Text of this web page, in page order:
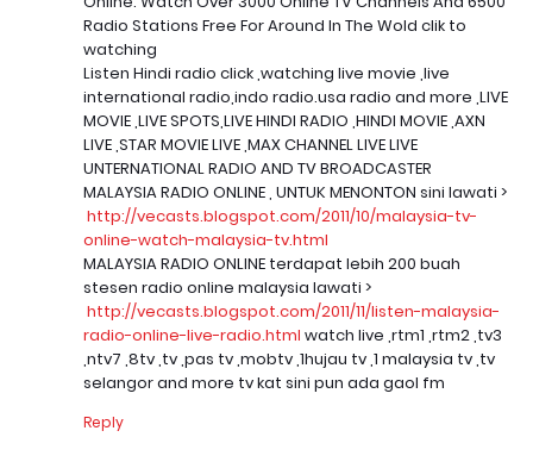
Radio Stations Free For Around In The Wold clik to
watching
Listen Hindi radio click ,watching live movie ,live
international radio,indo radio.usa radio and more ,LIVE
MOVIE ,LIVE SPOTS,LIVE HINDI RADIO ,HINDI MOVIE ,AXN
LIVE ,STAR MOVIE LIVE ,MAX CHANNEL LIVE LIVE
UNTERNATIONAL RADIO AND TV BROADCASTER
MALAYSIA RADIO ONLINE , UNTUK MENONTON sini lawati >
http://vecasts.blogspot.com/2011/10/malaysia-tv-
online-watch-malaysia-tv.html
MALAYSIA RADIO ONLINE terdapat lebih 200 buah
stesen radio online malaysia lawati >
http://vecasts.blogspot.com/2011/11/listen-malaysia-
radio-online-live-radio.html watch live ,rtm1 ,rtm2 ,tv3
,ntv7 ,8tv ,tv ,pas tv ,mobtv ,1hujau tv ,1 malaysia tv ,tv
selangor and more tv kat sini pun ada gaol fm
Reply